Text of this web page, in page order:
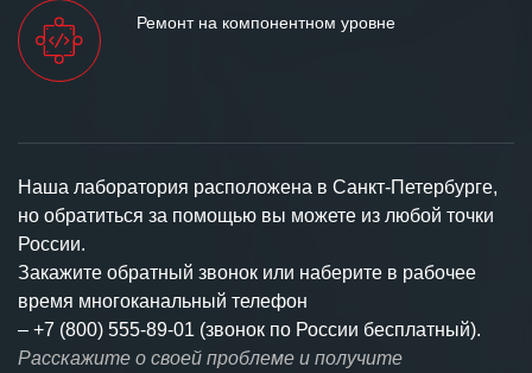
Ремонт на компонентном уровне
Наша лаборатория расположена в Санкт-Петербурге,
но обратиться за помощью вы можете из любой точки
России.
Закажите обратный звонок или наберите в рабочее
время многоканальный телефон
– +7 (800) 555-89-01 (звонок по России бесплатный).
Расскажите о своей проблеме и получите